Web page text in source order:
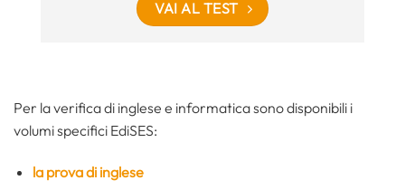
VAI AL TEST
Per la verifica di inglese e informatica sono disponibili i
volumi specifici EdiSES:
la prova di inglese